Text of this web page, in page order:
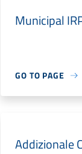
Municipal
GO TO PAGE
Addizionale